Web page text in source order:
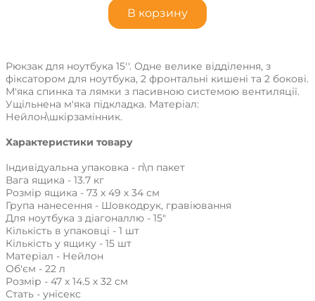
Рюкзак для ноутбука 15''. Одне велике відділення, з
фіксатором для ноутбука, 2 фронтальні кишені та 2 бокові.
М'яка спинка та лямки з пасивною системою вентиляції.
Ущільнена м'яка підкладка. Матеріал:
Нейлон\шкірзамінник.
Характеристики товару
Індивідуальна упаковка - п\п пакет
Вага ящика - 13.7 кг
Розмір ящика - 73 х 49 х 34 см
Група нанесення - Шовкодрук, гравіювання
Для ноутбука з діагоналлю - 15"
Кількість в упаковці - 1 шт
Кількість у ящику - 15 шт
Матеріал - Нейлон
Об'єм - 22 л
Розмір - 47 х 14.5 х 32 см
Стать - унісекс
В корзину